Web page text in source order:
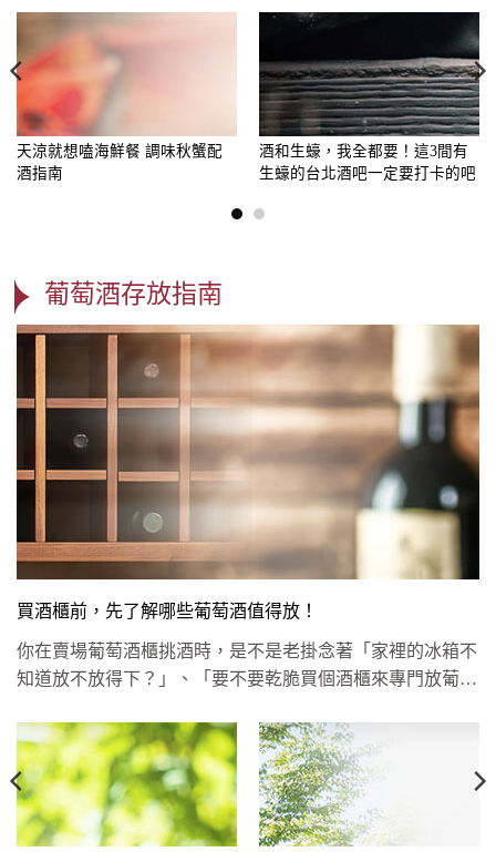
天涼就想嗑海鮮餐 調味秋蟹配
酒指南
酒和生蠔，我全都要！這3間有
生蠔的台北酒吧一定要打卡的吧
葡萄酒存放指南
買酒櫃前，先了解哪些葡萄酒值得放！
你在賣場葡萄酒櫃挑酒時，是不是老掛念著「家裡的冰箱不
知道放不放得下？」、「要不要乾脆買個酒櫃來專門放葡萄